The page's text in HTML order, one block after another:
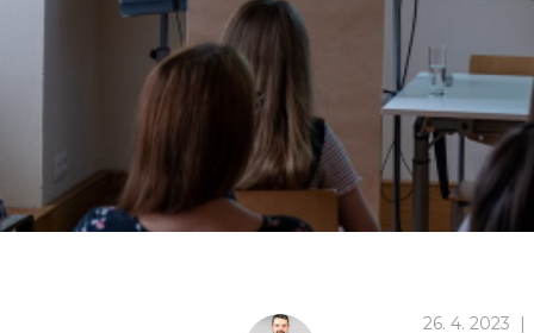
26. 4. 2023 |